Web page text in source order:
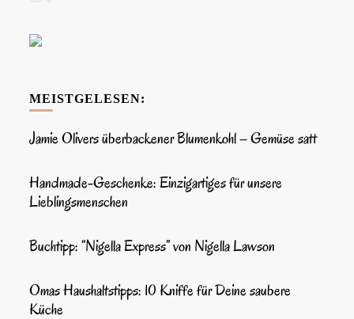
MEISTGELESEN:
Jamie Olivers überbackener Blumenkohl – Gemüse satt
Handmade-Geschenke: Einzigartiges für unsere
Lieblingsmenschen
Buchtipp: “Nigella Express” von Nigella Lawson
Omas Haushaltstipps: 10 Kniffe für Deine saubere
Küche